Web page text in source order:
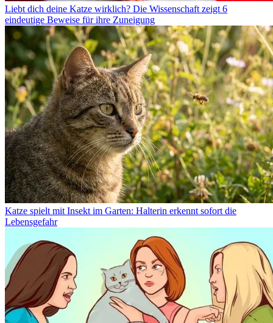
Liebt dich deine Katze wirklich? Die Wissenschaft zeigt 6
eindeutige Beweise für ihre Zuneigung
Katze spielt mit Insekt im Garten: Halterin erkennt sofort die
Lebensgefahr